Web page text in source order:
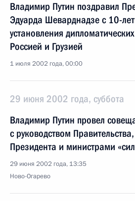
Владимир Путин поздравил
Эдуарда Шеварднадзе с 10-
установления
Россией и Грузией
1 июля 2002 года, 00:00
29 июня 2002 года, суббота
Владимир Путин провел
с руководством
Президента и министрами
29 июня 2002 года, 13:35
Ново-Огарево